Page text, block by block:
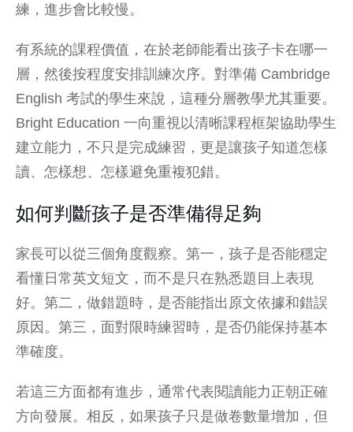
練，進步會比較慢。
有系統的課程價值，在於老師能看出孩子卡在哪一
層，然後按程度安排訓練次序。對準備 Cambridge
English 考試的學生來說，這種分層教學尤其重要。
Bright Education 一向重視以清晰課程框架協助學生
建立能力，不只是完成練習，更是讓孩子知道怎樣
讀、怎樣想、怎樣避免重複犯錯。
如何判斷孩子是否準備得足夠
家長可以從三個角度觀察。第一，孩子是否能穩定
看懂日常英文短文，而不是只在熟悉題目上表現
好。第二，做錯題時，是否能指出原文依據和錯誤
原因。第三，面對限時練習時，是否仍能保持基本
準確度。
若這三方面都有進步，通常代表閱讀能力正朝正確
方向發展。相反，如果孩子只是做卷數量增加，但